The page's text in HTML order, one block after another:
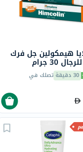
هيمكولين جل فرك
30 جرام
30 دقيقة تصلك في